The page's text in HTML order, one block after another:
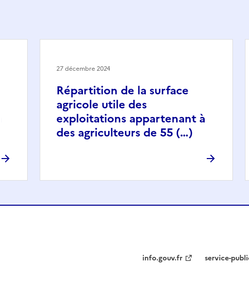
Répartition de la surface
agricole utile des
exploitations appartenant à
des agriculteurs de 55 (…)
27 décembre 2024
info.gouv.fr service-